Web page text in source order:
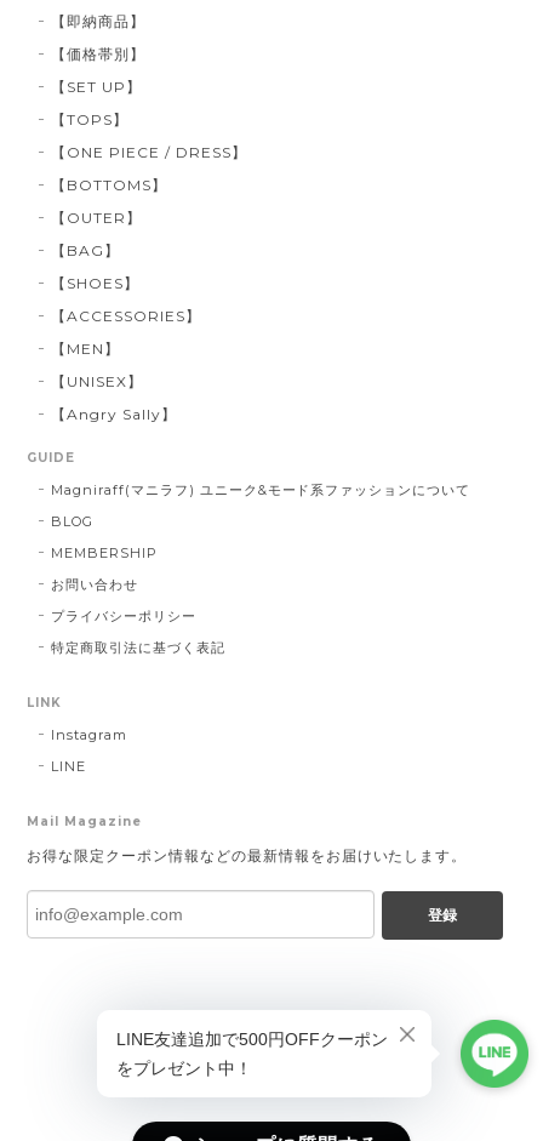
【即納商品】
【価格帯別】
【SET UP】
【TOPS】
【ONE PIECE / DRESS】
【BOTTOMS】
【OUTER】
【BAG】
【SHOES】
【ACCESSORIES】
【MEN】
【UNISEX】
【Angry Sally】
GUIDE
Magniraff(マニラフ) ユニーク&モード系ファッションについて
BLOG
MEMBERSHIP
お問い合わせ
プライバシーポリシー
特定商取引法に基づく表記
LINK
Instagram
LINE
Mail Magazine
お得な限定クーポン情報などの最新情報をお届けいたします。
登録